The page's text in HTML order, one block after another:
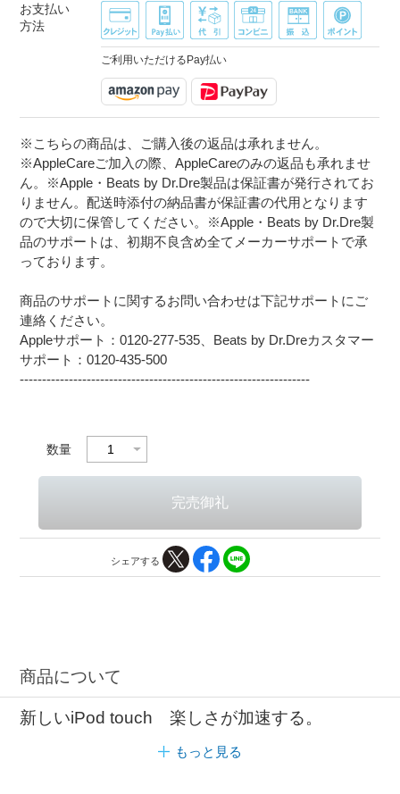
お支払い
方法
ご利用いただけるPay払い
※こちらの商品は、ご購入後の返品は承れません。
※AppleCareご加入の際、AppleCareのみの返品も承れませ
ん。※Apple・Beats by Dr.Dre製品は保証書が発行されてお
りません。配送時添付の納品書が保証書の代用となります
ので大切に保管してください。※Apple・Beats by Dr.Dre製
品のサポートは、初期不良含め全てメーカーサポートで承
っております。
商品のサポートに関するお問い合わせは下記サポートにご
連絡ください。
Appleサポート：0120-277-535、Beats by Dr.Dreカスタマー
サポート：0120-435-500
-----------------------------------------------------------------
数量
シェアする
商品について
新しいiPod touch 楽しさが加速する。
もっと見る